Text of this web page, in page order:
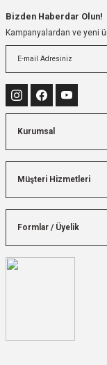
Bizden Haberdar Olun!
Kampanyalardan ve yeni
Kurumsal
Müşteri Hizmetleri
Formlar / Üyelik